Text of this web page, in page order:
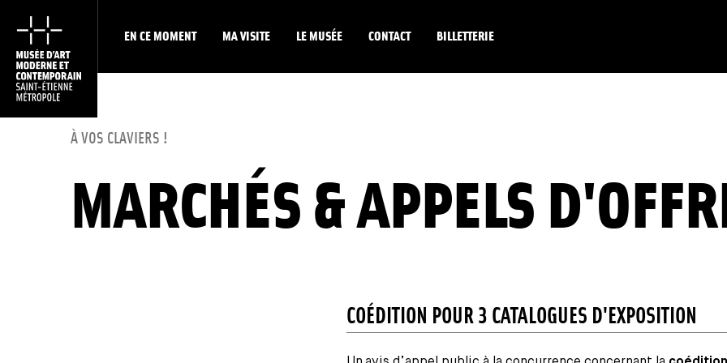
EN CE MOMENT MA VISITE LE MUSÉE CONTACT BILLETTERIE
À VOS CLAVIERS !
MARCHÉS & APPELS
COÉDITION POUR 3 CATALOGUES D'EXPOSITION